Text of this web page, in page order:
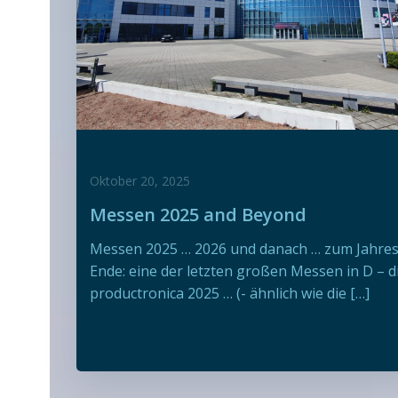
Oktober 20, 2025
Messen 2025 and Beyond
Messen 2025 … 2026 und danach … zum
Ende: eine der letzten großen Messen in D –
productronica 2025 … (- ähnlich wie die […]